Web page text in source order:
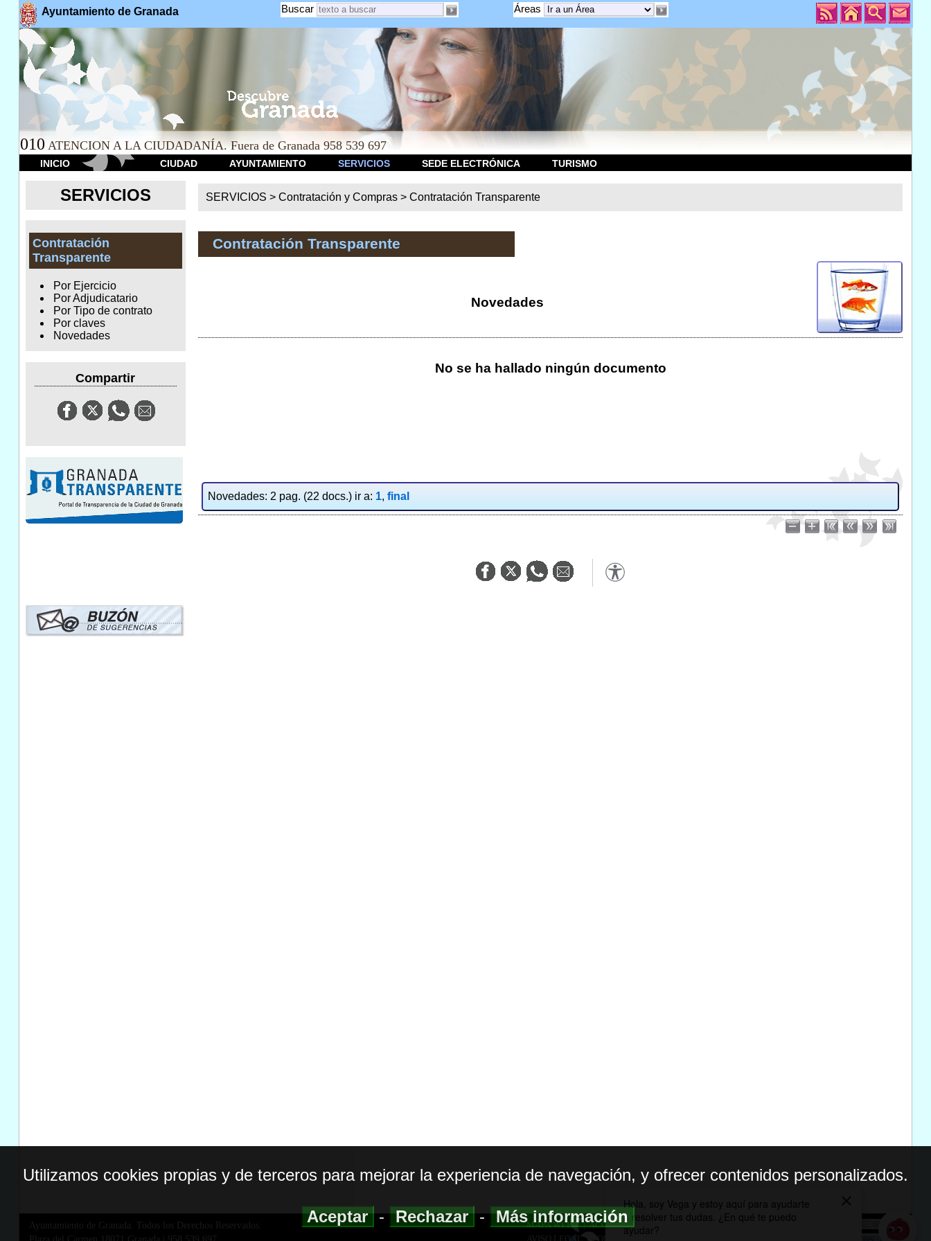
Ayuntamiento de Granada Áreas
Buscar
010 ATENCION A LA CIUDADANÍA. Fuera de Granada 958 539 697
INICIO CIUDAD AYUNTAMIENTO SERVICIOS SEDE ELECTRÓNICA TURISMO
SERVICIOS
Contratación
Transparente
Por Ejercicio
Por Adjudicatario
Por Tipo de contrato
Por claves
Novedades
Compartir
SERVICIOS >Contratación y Compras >Contratación Transparente
Contratación Transparente
Novedades
No se ha hallado ningún documento
Novedades: 2 pag. (22 docs.) ir a: 1, final
Ayuntamiento de Granada. Todos los Derechos Reservados.
MAPA WEB|ACCESIBILIDAD
AVISO LEGAL| POLITICA DE PRIVACIDAD
Utilizamos cookies propias y de terceros para mejorar la experiencia de navegación, y ofrecer contenidos personalizados.
Aceptar-Rechazar-Más información